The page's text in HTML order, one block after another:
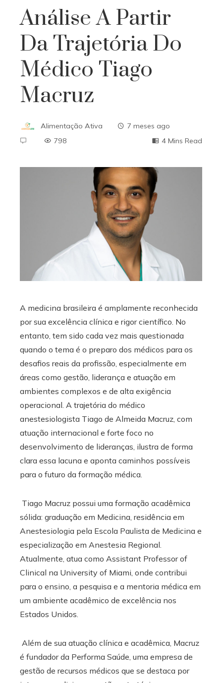
Análise A Partir
Da Trajetória Do
Médico Tiago
Macruz
Alimentação Ativa
7 meses ago
798
4 Mins Read
A medicina brasileira é amplamente reconhecida
por sua excelência clínica e rigor científico. No
entanto, tem sido cada vez mais questionada
quando o tema é o preparo dos médicos para os
desafios reais da profissão, especialmente em
áreas como gestão, liderança e atuação em
ambientes complexos e de alta exigência
operacional. A trajetória do médico
anestesiologista Tiago de Almeida Macruz, com
atuação internacional e forte foco no
desenvolvimento de lideranças, ilustra de forma
clara essa lacuna e aponta caminhos possíveis
para o futuro da formação médica.
Tiago Macruz possui uma formação acadêmica
sólida: graduação em Medicina, residência em
Anestesiologia pela Escola Paulista de Medicina e
especialização em Anestesia Regional.
Atualmente, atua como Assistant Professor of
Clinical na University of Miami, onde contribui
para o ensino, a pesquisa e a mentoria médica em
um ambiente acadêmico de excelência nos
Estados Unidos.
Além de sua atuação clínica e acadêmica, Macruz
é fundador da Performa Saúde, uma empresa de
gestão de recursos médicos que se destaca por